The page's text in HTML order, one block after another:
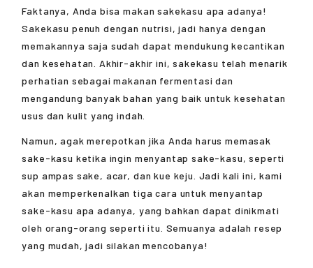
Faktanya, Anda bisa makan sakekasu apa adanya!
Sakekasu penuh dengan nutrisi, jadi hanya dengan
memakannya saja sudah dapat mendukung kecantikan
dan kesehatan. Akhir-akhir ini, sakekasu telah menarik
perhatian sebagai makanan fermentasi dan
mengandung banyak bahan yang baik untuk kesehatan
usus dan kulit yang indah.
Namun, agak merepotkan jika Anda harus memasak
sake-kasu ketika ingin menyantap sake-kasu, seperti
sup ampas sake, acar, dan kue keju. Jadi kali ini, kami
akan memperkenalkan tiga cara untuk menyantap
sake-kasu apa adanya, yang bahkan dapat dinikmati
oleh orang-orang seperti itu. Semuanya adalah resep
yang mudah, jadi silakan mencobanya!